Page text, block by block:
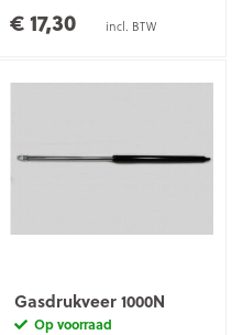
€ 17,30 incl. BTW
Gasdrukveer 1000N
Op voorraad